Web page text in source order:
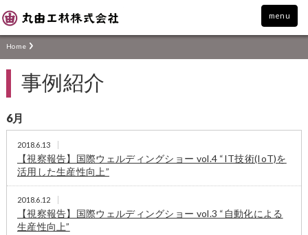
menu
Home
事例紹介
6月
2018.6.13
【視察報告】国際ウェルディングショー vol.4 “IT技術(IoT)を
活用した生産性向上”
2018.6.12
【視察報告】国際ウェルディングショー vol.3 “自動化による
生産性向上”